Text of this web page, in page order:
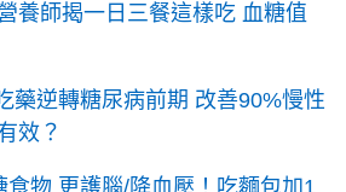
養師揭一日三餐這樣吃 血糖值
藥逆轉糖尿病前期 改善90%慢性
效？